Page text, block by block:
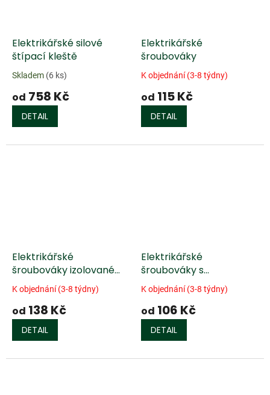
Elektrikářské silové
štípací kleště
Skladem (6 ks)
od 758 Kč
DETAIL
Elektrikářské
šroubováky
K objednání (3-8 týdny)
od 115 Kč
DETAIL
Elektrikářské
šroubováky izolované
EN60900
K objednání (3-8 týdny)
od 138 Kč
DETAIL
Elektrikářské
šroubováky s
transparentní rukojetí
K objednání (3-8 týdny)
od 106 Kč
DETAIL